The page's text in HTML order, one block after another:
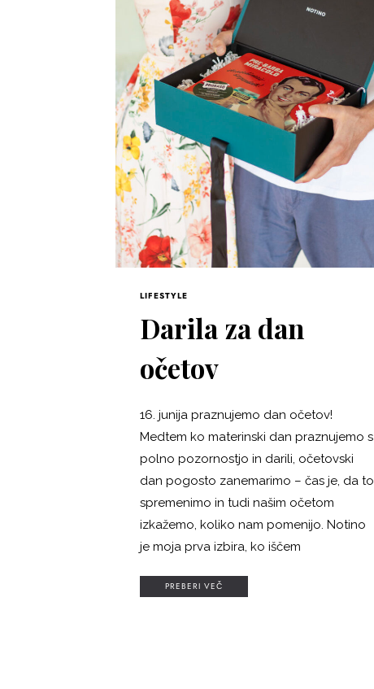
LIFESTYLE
Darila za dan
očetov
16. junija praznujemo dan očetov!
Medtem ko materinski dan praznujemo s
polno pozornostjo in darili, očetovski
dan pogosto zanemarimo – čas je, da to
spremenimo in tudi našim očetom
izkažemo, koliko nam pomenijo. Notino
je moja prva izbira, ko iščem
PREBERI VEČ